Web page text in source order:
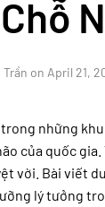
Trần on April 21,
trong những
của quốc
vời. Bài viết
lý tưởng